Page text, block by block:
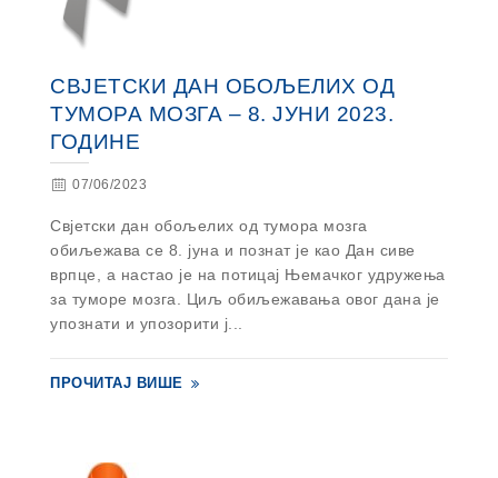
СВЈЕТСКИ ДАН ОБОЉЕЛИХ ОД
ТУМОРА МОЗГА – 8. ЈУНИ 2023.
ГОДИНЕ
07/06/2023
Свјетски дан обољелих од тумора мозга
обиљежава се 8. јуна и познат је као Дан сиве
врпце, а настао је на потицај Њемачког удружења
за туморе мозга. Циљ обиљежавања овог дана је
упознати и упозорити ј...
ПРОЧИТАЈ ВИШЕ